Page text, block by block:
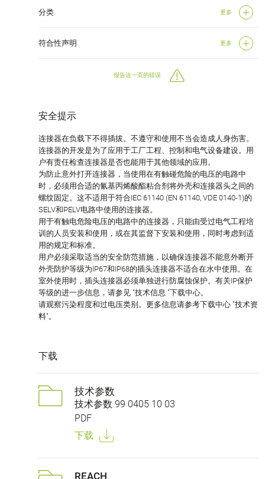
分类 更多
符合性声明 更多
报告这一页的错误
安全提示
连接器在负载下不得插拔。不遵守和使用不当会造成人身伤害。
连接器的开发是为了应用于工厂工程、控制和电气设备建设。用
户有责任检查连接器是否也能用于其他领域的应用。
为防止意外打开连接器，当使用在有触碰危险的电压的电路中
时，必须用合适的氰基丙烯酸酯粘合剂将外壳和连接器头之间的
螺纹固定。这不适用于符合IEC 61140 (EN 61140, VDE 0140-1)的
SELV和PELV电路中使用的连接器。
用于有触电危险电压的电路中的连接器，只能由受过电气工程培
训的人员安装和使用，或在其监督下安装和使用，同时考虑到适
用的规定和标准。
用户必须采取适当的安全防范措施，以确保连接器不能意外断开
外壳防护等级为IP67和IP68的插头连接器不适合在水中使用。在
室外使用时，插头连接器必须单独进行防腐蚀保护。有关IP保护
等级的进一步信息，请参见 "技术信息 "下载中心。
请观察污染程度和过电压类别。更多信息请参考下载中心 "技术资
料"。
下载
技术参数
技术参数 99 0405 10 03
PDF
下载
REACH